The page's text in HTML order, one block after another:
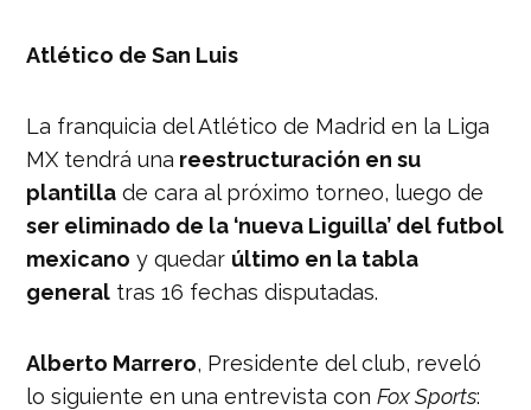
Atlético de San Luis
La franquicia del Atlético de Madrid en la Liga
MX tendrá una reestructuración en su
plantilla de cara al próximo torneo, luego de
ser eliminado de la ‘nueva Liguilla’ del futbol
mexicano y quedar último en la tabla
general tras 16 fechas disputadas.
Alberto Marrero, Presidente del club, reveló
lo siguiente en una entrevista conFox Sports: